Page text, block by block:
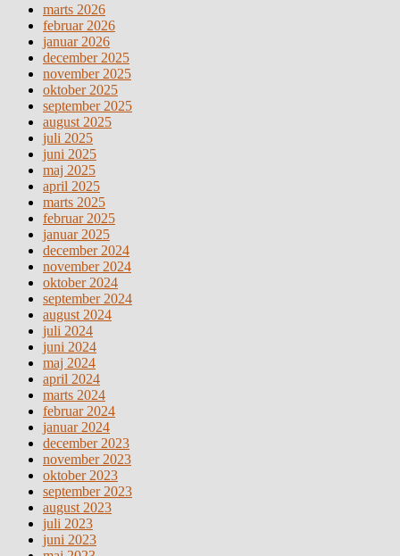
marts 2026
februar 2026
januar 2026
december 2025
november 2025
oktober 2025
september 2025
august 2025
juli 2025
juni 2025
maj 2025
april 2025
marts 2025
februar 2025
januar 2025
december 2024
november 2024
oktober 2024
september 2024
august 2024
juli 2024
juni 2024
maj 2024
april 2024
marts 2024
februar 2024
januar 2024
december 2023
november 2023
oktober 2023
september 2023
august 2023
juli 2023
juni 2023